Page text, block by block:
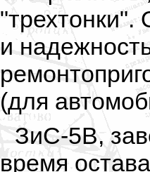
"трехтонки".
и
(для
ЗиС-5В,
время